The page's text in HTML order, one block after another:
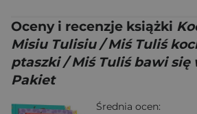
Oceny i recenzje książki
Misiu Tulisiu / Miś Tuliś
ptaszki / Miś Tuliś bawi się
Pakiet
Średnia ocen: